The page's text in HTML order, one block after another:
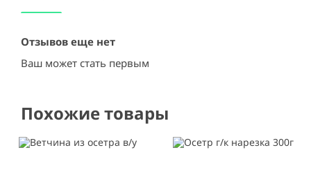
Отзывов еще нет
Ваш может стать первым
Похожие товары